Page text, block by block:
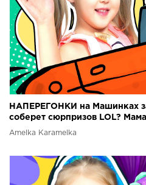
НАПЕРЕГОНКИ на Машинках
соберет сюрпризов LOL?
video
Amelka Karamelka